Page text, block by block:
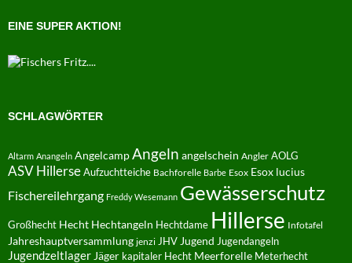
EINE SUPER AKTION!
SCHLAGWÖRTER
Altarm Anangeln AngelcampAngeln angelschein Angler AOLG
ASV HillerseAufzuchtteiche Bachforelle Barbe Esox Esox lucius
Fischereilehrgang Freddy Wesemann Gewässerschutz
Großhecht Hecht Hechtangeln Hechtdame Hillerse Infotafel
Jahreshauptversammlung jenzi JHVJugend Jugendangeln
JugendzeltlagerJäger kapitaler Hecht Meerforelle Meterhecht